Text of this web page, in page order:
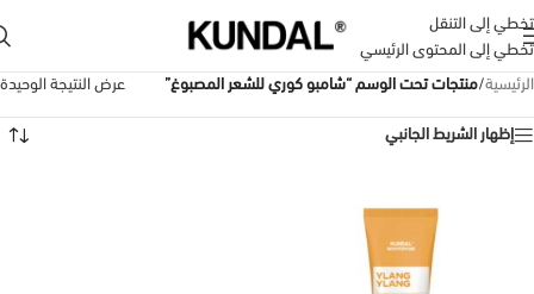
تخطي إلى التنقل
تخطي إلى المحتوى الرئيسي
الرئيسية/منتجات تحت الوسم “شامبو كوري للشعر المصبوغ” عرض النتيجة الوحيدة
إظهار الشريط الجانبي